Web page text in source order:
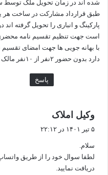
شده اند در زمان تحویل ملک توسط
طبق قرارداد مشارکت در ساخت هر
پارکینگ و انباری را تحویل گرفته
است جهت تنظیم تقسیم نامه محضری
با بهانه جویی ها جهت امضای تقسیم
دارد بدون حضور ۲نفر از ۱۰نفر مالک تقسیم نامه را دریافت کرد .
پاسخ
وکیل املاک
۵ تیر ۱۴۰۱ در ۲۲:۱۲
سلام.
لطفا سوال خود را از طریق
دریافت نمایید.